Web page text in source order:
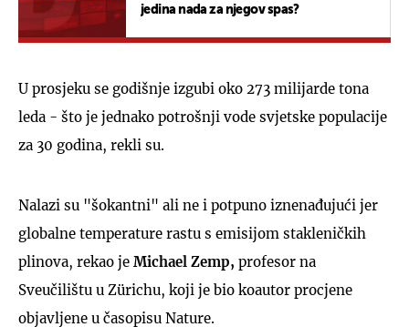
jedina nada za njegov spas?
U prosjeku se godišnje izgubi oko 273 milijarde tona
leda - što je jednako potrošnji vode svjetske populacije
za 30 godina, rekli su.
Nalazi su "šokantni" ali ne i potpuno iznenađujući jer
globalne temperature rastu s emisijom stakleničkih
plinova, rekao je Michael Zemp, profesor na
Sveučilištu u Zürichu, koji je bio koautor procjene
objavljene u časopisu Nature.